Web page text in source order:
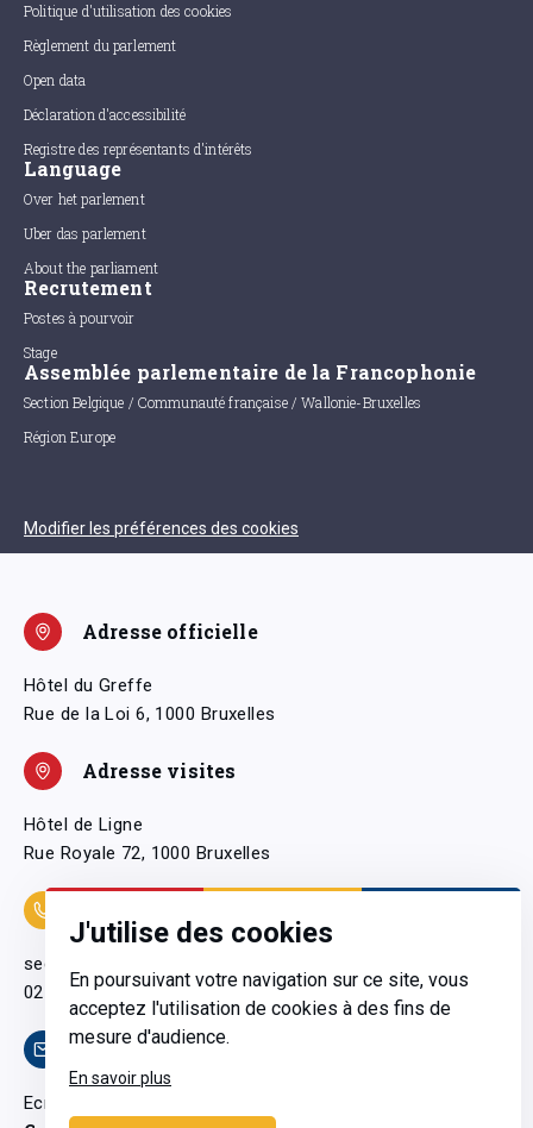
J'utilise des cookies
En poursuivant votre navigation sur ce site, vous
acceptez l'utilisation de cookies à des fins de
mesure d'audience.
En savoir plus
Politique d'utilisation des cookies
Règlement du parlement
Open data
Déclaration d'accessibilité
Registre des représentants d'intérêts
Language
Over het parlement
Uber das parlement
About the parliament
Recrutement
Postes à pourvoir
Stage
Assemblée parlementaire de la Francophonie
Section Belgique / Communauté française / Wallonie-Bruxelles
Région Europe
Modifier les préférences des cookies
Adresse officielle
Hôtel du Greffe
Rue de la Loi 6, 1000 Bruxelles
Adresse visites
Hôtel de Ligne
Rue Royale 72, 1000 Bruxelles
secretariatgeneral@pfwb.be
02 506 38 11
Contact
Ecrivez-nous